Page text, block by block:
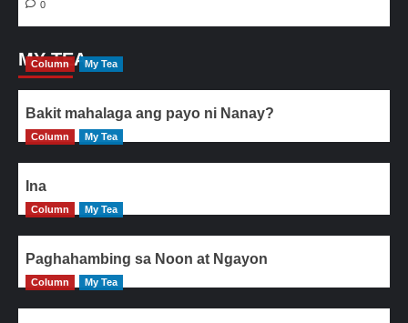
0
MY TEA
Column My Tea
Bakit mahalaga ang payo ni Nanay?
Column My Tea
Ina
Column My Tea
Paghahambing sa Noon at Ngayon
Column My Tea